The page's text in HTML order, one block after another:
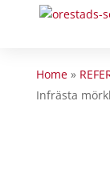
Home»
Infrästa